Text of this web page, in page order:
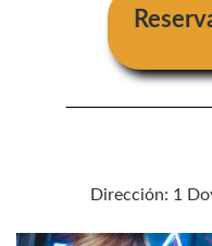
Dirección: 1